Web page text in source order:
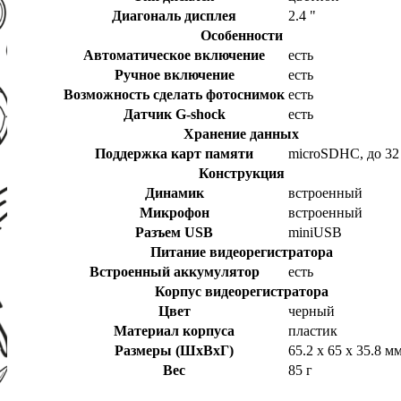
Диагональ дисплея
2.4 "
Особенности
Автоматическое включение
есть
Ручное включение
есть
Возможность сделать фотоснимок есть
Датчик G-shock
есть
Хранение данных
Поддержка карт памяти
microSDHC, до
Конструкция
Динамик
встроенный
Микрофон
встроенный
Разъем USB
miniUSB
Питание видеорегистратора
Встроенный аккумулятор
есть
Корпус видеорегистратора
Цвет
черный
Материал корпуса
пластик
Размеры (ШхВхГ)
65.2 х 65 х 35.8
Вес
85 г